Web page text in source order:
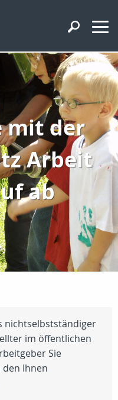
mit der
Arbeit
ab
nichtselbstständiger
im öffentlichen
Sie
Ihnen